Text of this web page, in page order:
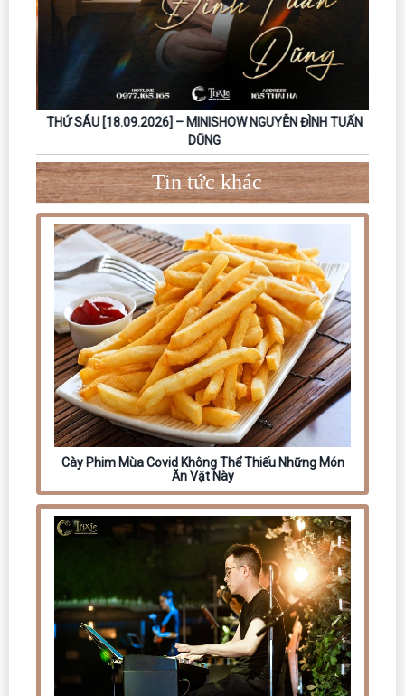
THỨ SÁU [18.09.2026] – MINISHOW NGUYỄN ĐÌNH TUẤN
DŨNG
Tin tức khác
Cày Phim Mùa Covid Không Thể Thiếu Những Món
Ăn Vặt Này